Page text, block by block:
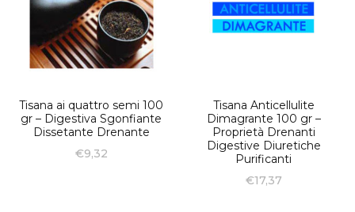
Tisana ai quattro semi 100
gr – Digestiva Sgonfiante
Dissetante Drenante
€9,32
Tisana Anticellulite
Dimagrante 100 gr –
Proprietà Drenanti
Digestive Diuretiche
Purificanti
€17,37